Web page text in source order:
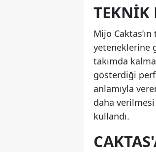
TEKNIK
Mijo
yeteneklerine
takımda
gösterdiği
anlamıyla
daha
kullandı.